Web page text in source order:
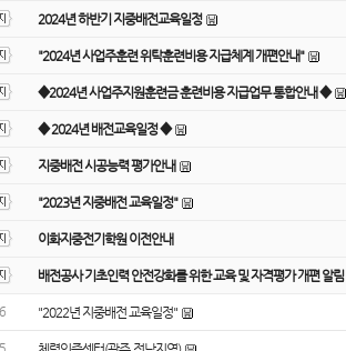
2024년 하반기 지중배전교육일정
"2024년 사업주훈련 위탁훈련비용 지급체계 개편안내"
◆2024년 사업주지원훈련금 훈련비용 지급업무 통합안내 ◆
◆ 2024년 배전교육일정 ◆
지중배전 시공능력 평가안내
"2023년 지중배전 교육일정"
이화지중전기학원 이전안내
배전공사 기초인력 안전강화를 위한 교육 및 자격평가 개편 알림
"2022년 지중배전 교육일정"